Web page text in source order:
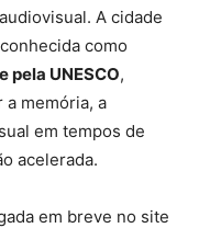
A cidade
como
pela UNESCO,
memória, a
em tempos de
acelerada.
em breve no site